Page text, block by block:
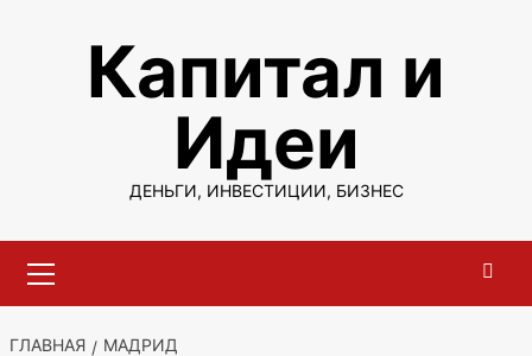
содержимомуКапитал и
Идеи
ДЕНЬГИ, ИНВЕСТИЦИИ, БИЗНЕС
меню
ГЛАВНАЯ МАДРИД